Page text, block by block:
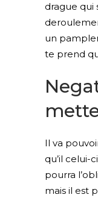
drague qui
un
te prend
Il va
qu’il celui-
pourra
mais il est